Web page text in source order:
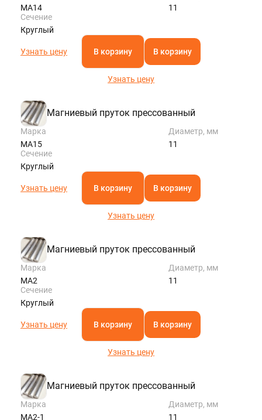
МА14
11
Сечение
Круглый
Узнать цену В корзину В корзину
Узнать цену
Магниевый пруток прессованный
Марка
МА15
Диаметр, мм
11
Сечение
Круглый
Узнать цену В корзину В корзину
Узнать цену
Магниевый пруток прессованный
Марка
МА2
Диаметр, мм
11
Сечение
Круглый
Узнать цену В корзину В корзину
Узнать цену
Магниевый пруток прессованный
Марка
МА2-1
Диаметр, мм
11